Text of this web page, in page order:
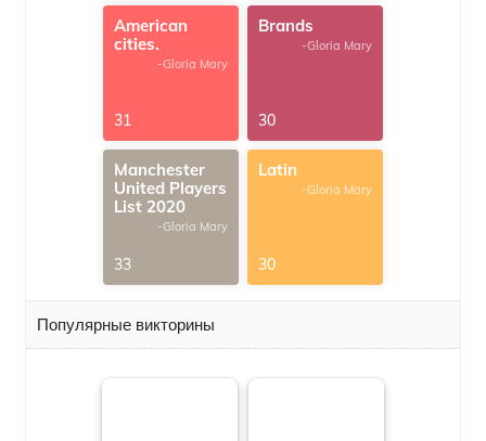
American
cities.
-Gloria Mary
31
Brands
-Gloria Mary
30
Manchester
United Players
List 2020
-Gloria Mary
33
Latin
-Gloria Mary
30
Популярные викторины